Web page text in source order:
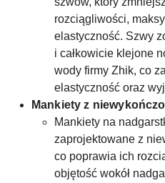
rozciągliwości,
elastyczność. Szwy
i całkowicie klejone
wody firmy Zhik, co
elastyczność oraz
Mankiety z
Mankiety na
zaprojektowane z
co poprawia ich
objętość wokół